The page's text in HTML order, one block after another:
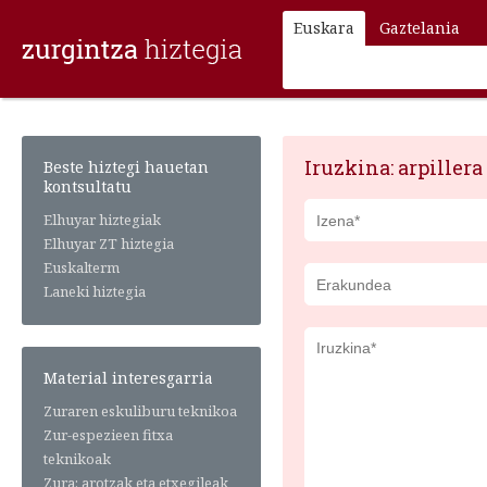
Euskara Gaztelania
Iruzkina: arpillera
Beste hiztegi hauetan
kontsultatu
Elhuyar hiztegiak
Elhuyar ZT hiztegia
Euskalterm
Laneki hiztegia
Material interesgarria
Zuraren eskuliburu teknikoa
Zur-espezieen fitxa
teknikoak
Zura: arotzak eta etxegileak